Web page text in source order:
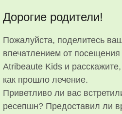
Дорогие родители!
Пожалуйста, поделитесь
впечатлением от посещения
Atribeaute Kids и расскажите,
как прошло лечение.
Приветливо ли вас
ресепшн? Предоставил ли